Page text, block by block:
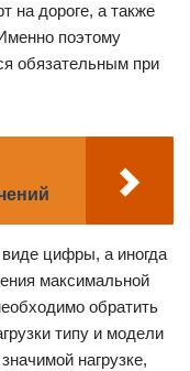
на дороге, а также
поэтому
обязательным при
цифры, а иногда
максимальной
обратить
типу и модели
нагрузке,